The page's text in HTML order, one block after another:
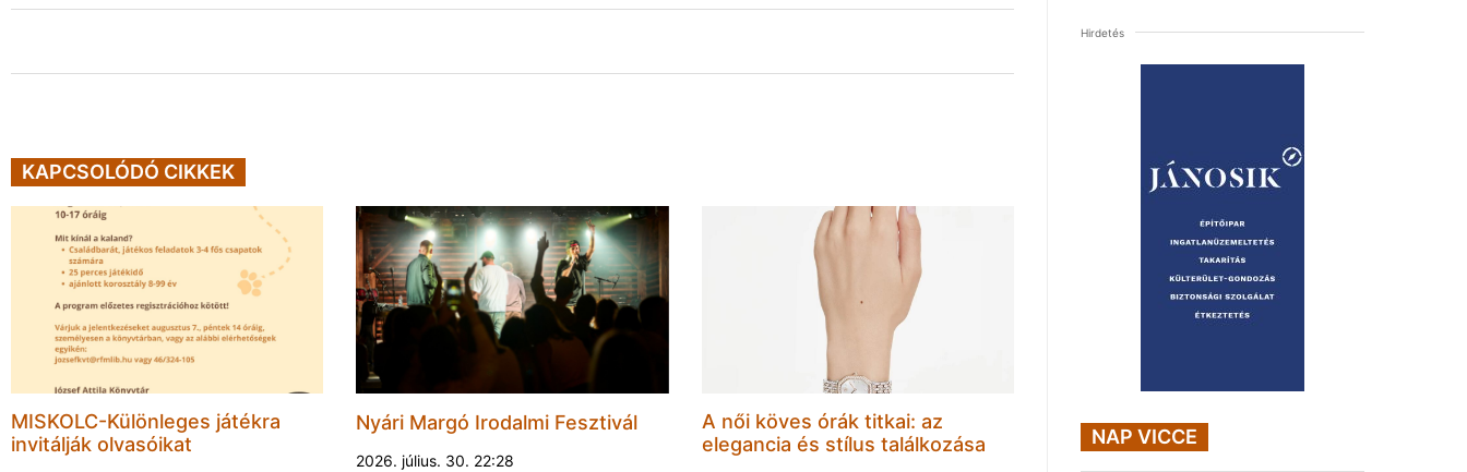
KAPCSOLÓDÓ CIKKEK
MISKOLC-Különleges játékra
invitálják olvasóikat
Nyári Margó Irodalmi Fesztivál
2026. július. 30. 22:28
A női köves órák titkai: az
elegancia és stílus találkozása
Hirdetés
NAP VICCE